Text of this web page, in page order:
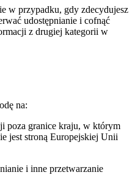
w przypadku, gdy zdecydujesz
udostępnianie i cofnąć
z drugiej kategorii w
na:
poza granice kraju, w którym
jest stroną Europejskiej Unii
i inne przetwarzanie